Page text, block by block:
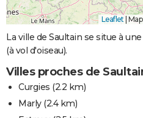
Leaflet
La ville de Saultain se situe à
(à vol d'oiseau).
Villes proches de
Curgies (2.2 km)
Marly(2.4 km)